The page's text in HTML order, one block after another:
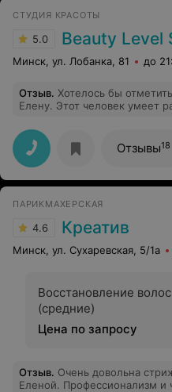
СТУДИЯ КРАСОТЫ
5.0 Beauty Level
Минск, ул. Лобанка, 81 до
Отзыв. Хотелось бы
Елену. Этот человек умеет
чтобы мне понравилось» и
Елена понимает с полуслова
цветотипах. Делала у неё
окрашивание (не на все
осталась очень довольна
Отзывы18
ПАРИКМАХЕРСКАЯ
4.6 Креатив
Минск, ул. Сухаревская, 5/1а
Восстановление волос
(средние)
Цена по запросу
Отзыв. Очень довольна
Еленой. Профессионализм и